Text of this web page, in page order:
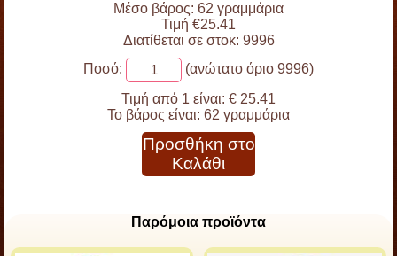
Μέσο βάρος: 62 γραμμάρια
Τιμή €25.41
Διατίθεται σε στοκ: 9996
Ποσό:
(ανώτατο όριο 9996)
Τιμή από 1 είναι: € 25.41
Το βάρος είναι: 62 γραμμάρια
Προσθήκη στο
Καλάθι
Παρόμοια προϊόντα